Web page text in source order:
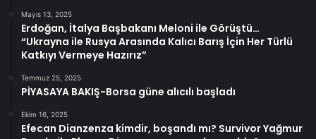
Mayıs 13, 2025
Erdoğan, İtalya Başbakanı Meloni ile Görüştü…
“Ukrayna ile Rusya Arasında Kalıcı Barış İçin Her Türlü
Katkıyı Vermeye Hazırız”
Temmuz 25, 2025
PİYASAYA BAKIŞ-Borsa güne alıcılı başladı
Ekim 16, 2025
Efecan Dianzenza kimdir, boşandı mı? Survivor Yağmur